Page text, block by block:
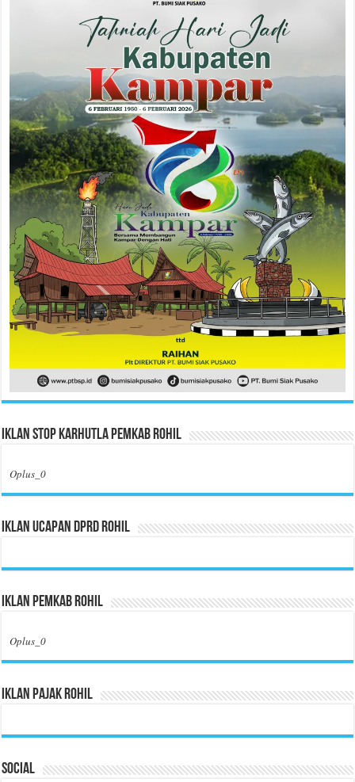
Iklan Stop Karhutla Pemkab Rohil
Oplus_0
Iklan Ucapan DPRD Rohil
Iklan Pemkab Rohil
Oplus_0
Iklan Pajak Rohil
Social